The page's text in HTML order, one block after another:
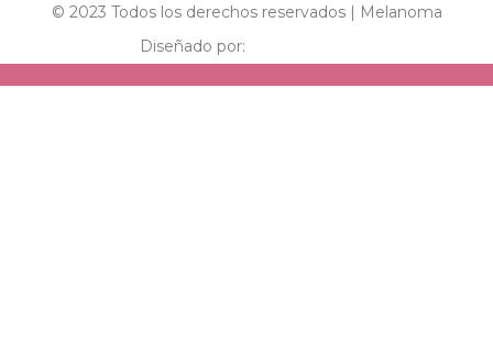
© 2023 Todos los derechos reservados | Melanoma
Diseñado por: